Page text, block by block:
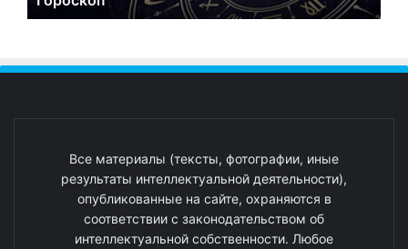
Все материалы (тексты, фотографии, иные
результаты интеллектуальной деятельности),
опубликованные на сайте, охраняются в
соответствии с законодательством об
интеллектуальной собственности. Любое